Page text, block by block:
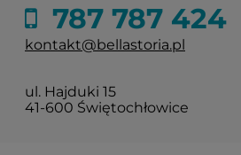
787 787 424
kontakt@bellastoria.pl
ul. Hajduki 15
41-600 Świętochłowice